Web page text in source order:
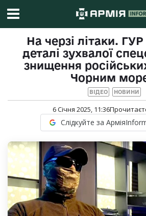
На черзі літаки.
деталі зухвалої
знищення
Чорним
ВІДЕО НОВИНИ
6 Січня 2025, 11:36
Слідкуйте за